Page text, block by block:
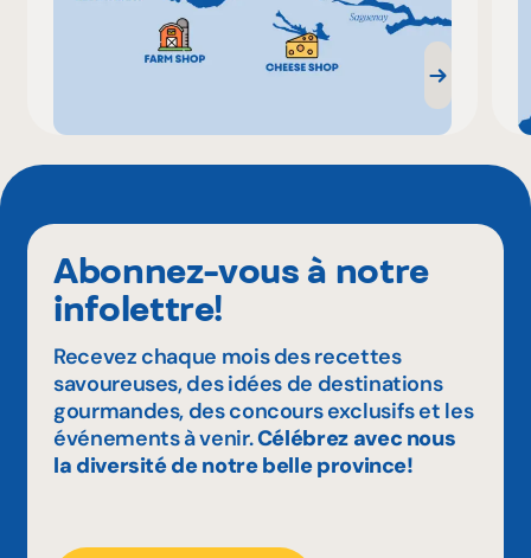
Abonnez-vous à notre
infolettre!
Recevez chaque mois des recettes
savoureuses, des idées de destinations
gourmandes, des concours exclusifs et les
événements à venir.Célébrez avec nous
la diversité de notre belle province!